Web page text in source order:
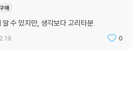
구매
수 있지만, 생각보다 고리타분.
0